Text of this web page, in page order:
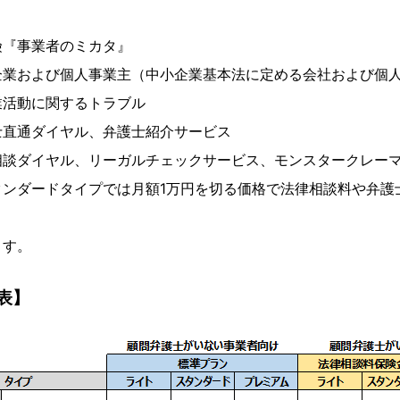
事業者のミカタ』
および個人事業主（中小企業基本法に定める会社および個
動に関するトラブル
通ダイヤル、弁護士紹介サービス
ダイヤル、リーガルチェックサービス、モンスタークレー
ダードタイプでは月額1万円を切る価格で法律相談料や弁
。
】